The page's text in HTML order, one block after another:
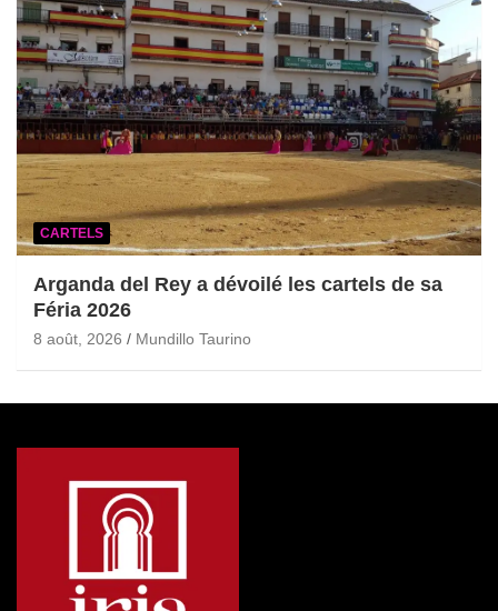
CARTELS
Arganda del Rey a dévoilé les cartels de sa
Féria 2026
8 août, 2026 Mundillo Taurino